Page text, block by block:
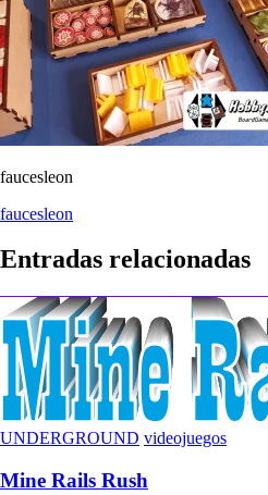
faucesleon
Navegación
de
entradas
faucesleon
Entradas relacionadas
UNDERGROUND videojuegos
Mine Rails Rush